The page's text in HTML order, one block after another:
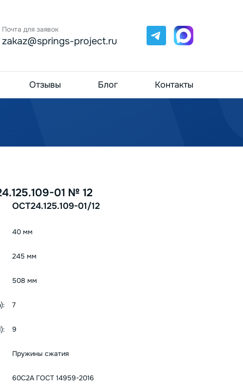
Почта для заявок
zakaz@springs-project.ru
Telegram
Отзывы Блог Контакты
01 № 12
ОСТ24.125.109-01/12
40 мм
245 мм
508 мм
7
9
Пружины сжатия
60С2А ГОСТ 14959-2016